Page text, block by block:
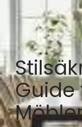
Guide